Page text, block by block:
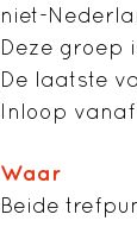
niet-
Deze groep
De laatste
Inloop
Waar
Beide